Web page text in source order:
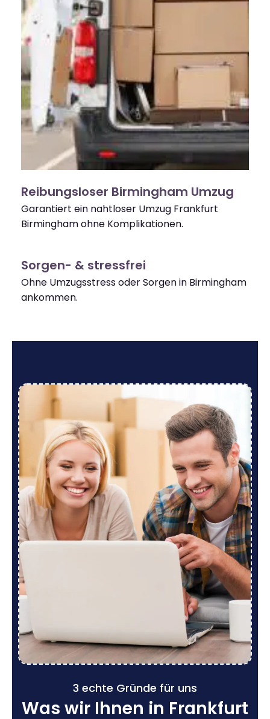
Reibungsloser Birmingham Umzug
Garantiert ein nahtloser Umzug Frankfurt
Birmingham ohne Komplikationen.
Sorgen- & stressfrei
Ohne Umzugsstress oder Sorgen in Birmingham
ankommen.
3 echte Gründe für uns
Was wir Ihnen in Frankfurt